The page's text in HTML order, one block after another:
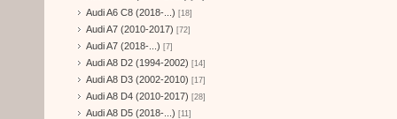
Audi A6 C8 (2018-...) [18]
Audi A7 (2010-2017) [72]
Audi A7 (2018-...) [7]
Audi A8 D2 (1994-2002) [14]
Audi A8 D3 (2002-2010) [17]
Audi A8 D4 (2010-2017) [28]
Audi A8 D5 (2018-...) [11]